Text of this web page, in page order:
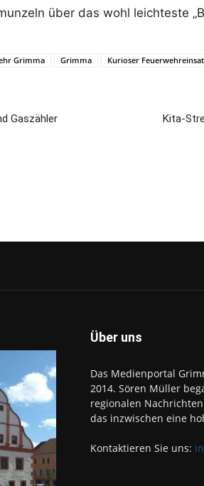
über das wohl leichteste
Grimma Grimma Kurioser
Gaszähler
Kita-
Über uns
Das Medienportal
2014. Sören Müller
regionalen
das inzwischen eine
Kontaktieren Sie uns: